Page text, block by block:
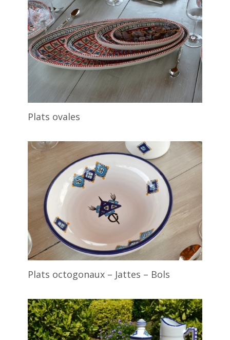
Plats ovales
Plats octogonaux – Jattes – Bols